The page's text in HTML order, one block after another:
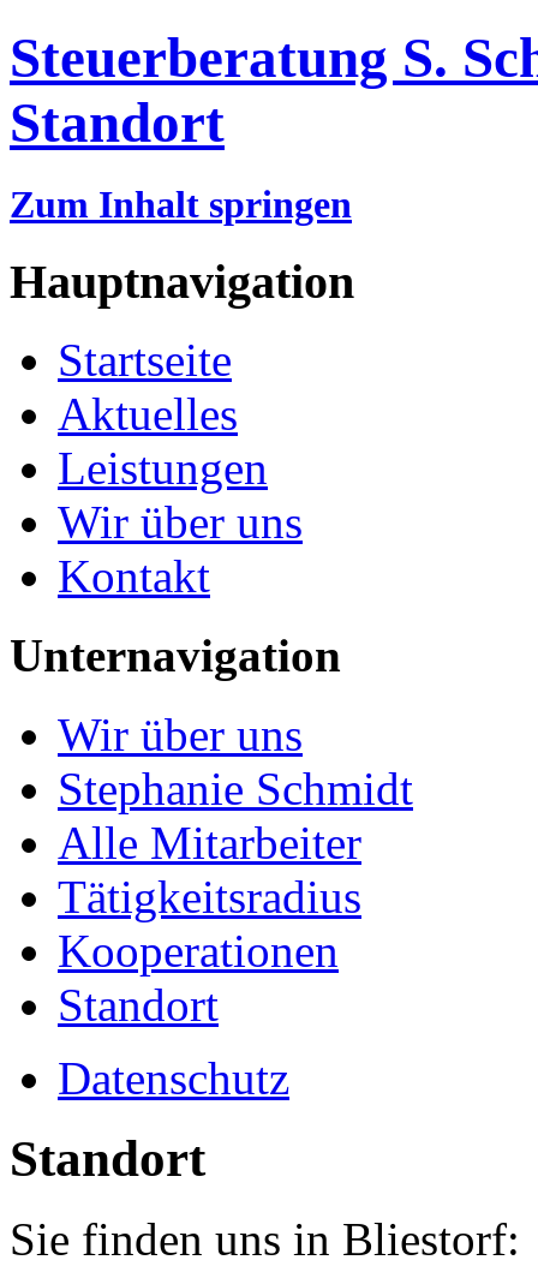
Steuerberatung S.
Standort
Zum Inhalt springen
Hauptnavigation
Startseite
Aktuelles
Leistungen
Wir über uns
Kontakt
Unternavigation
Wir über uns
Stephanie Schmidt
Alle Mitarbeiter
Tätigkeitsradius
Kooperationen
Standort
Datenschutz
Standort
Sie finden uns in Bliestorf: